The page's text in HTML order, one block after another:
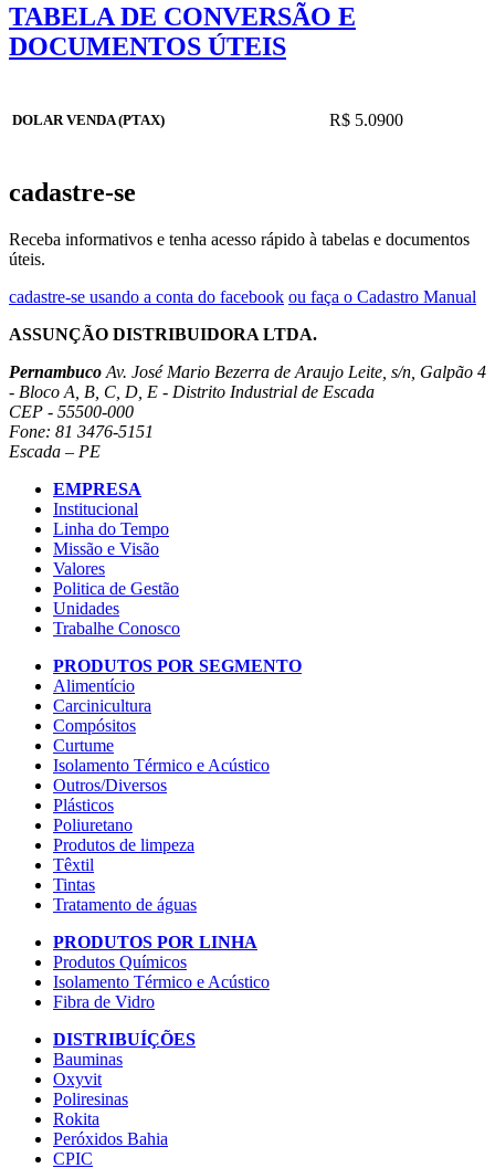
TABELA DE CONVERSÃO E
DOCUMENTOS ÚTEIS
DOLAR VENDA (PTAX) R$ 5.0900
cadastre-se
Receba informativos e tenha acesso rápido à tabelas e documentos
úteis.
cadastre-se usando a conta do facebook ou faça o Cadastro Manual
ASSUNÇÃO DISTRIBUIDORA LTDA.
Pernambuco Av. José Mario Bezerra de Araujo Leite, s/n, Galpão 4
- Bloco A, B, C, D, E - Distrito Industrial de Escada
CEP - 55500-000
Fone: 81 3476-5151
Escada – PE
EMPRESA
Institucional
Linha do Tempo
Missão e Visão
Valores
Politica de Gestão
Unidades
Trabalhe Conosco
PRODUTOS POR SEGMENTO
Alimentício
Carcinicultura
Compósitos
Curtume
Isolamento Térmico e Acústico
Outros/Diversos
Plásticos
Poliuretano
Produtos de limpeza
Têxtil
Tintas
Tratamento de águas
PRODUTOS POR LINHA
Produtos Químicos
Isolamento Térmico e Acústico
Fibra de Vidro
DISTRIBUÍÇÕES
Bauminas
Oxyvit
Poliresinas
Rokita
Peróxidos Bahia
CPIC